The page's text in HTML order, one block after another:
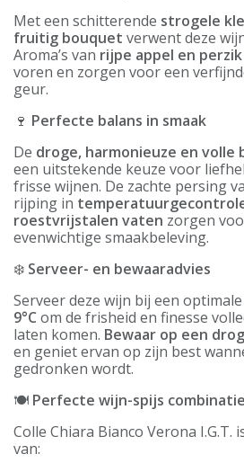
Met een schitterende strogele
fruitig bouquet verwent deze
Aroma’s van rijpe appel en perzik
voren en zorgen voor een
geur.
🍷 Perfecte balans in smaak
De droge, harmonieuze en volle
een uitstekende keuze voor
frisse wijnen. De zachte persing
rijping in
roestvrijstalen vaten zorgen
evenwichtige smaakbeleving.
❄️ Serveer- en bewaaradvies
Serveer deze wijn bij een
9°C om de frisheid en finesse
laten komen. Bewaar op een
en geniet ervan op zijn best
gedronken wordt.
🍽 Perfecte wijn-spijs combinatie
Colle Chiara Bianco Verona I.G.T.
van: